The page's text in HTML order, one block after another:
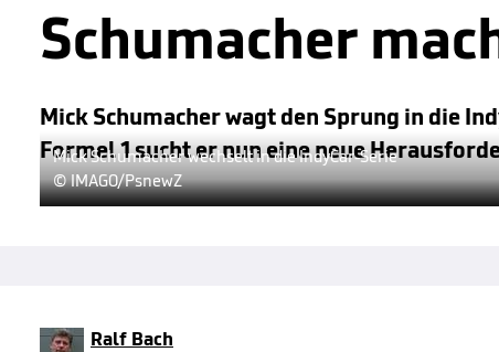
Schumacher
Mick Schumacher wagt den Sprung in die
Formel 1 sucht er nun eine neue
Mick Schumacher wechselt in die IndyCar-Serie
© IMAGO/PsnewZ
Ralf Bach